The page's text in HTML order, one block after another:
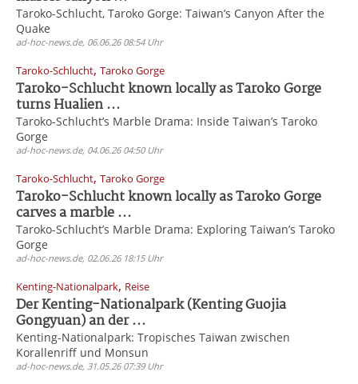
Taroko-Schlucht, Taroko Gorge: Taiwan’s Canyon After the
Quake
ad-hoc-news.de, 06.06.26 08:54 Uhr
Taroko-Schlucht, Taroko Gorge
Taroko-Schlucht known locally as Taroko Gorge
turns Hualien ...
Taroko-Schlucht’s Marble Drama: Inside Taiwan’s Taroko
Gorge
ad-hoc-news.de, 04.06.26 04:50 Uhr
Taroko-Schlucht, Taroko Gorge
Taroko-Schlucht known locally as Taroko Gorge
carves a marble ...
Taroko-Schlucht’s Marble Drama: Exploring Taiwan’s Taroko
Gorge
ad-hoc-news.de, 02.06.26 18:15 Uhr
Kenting-Nationalpark, Reise
Der Kenting-Nationalpark (Kenting Guojia
Gongyuan) an der ...
Kenting-Nationalpark: Tropisches Taiwan zwischen
Korallenriff und Monsun
ad-hoc-news.de, 31.05.26 07:39 Uhr